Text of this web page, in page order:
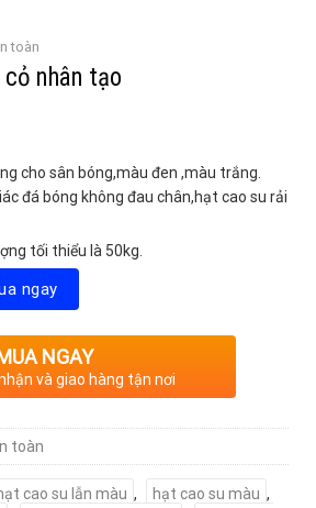
toàn
nhân tạo
cho sân bóng,màu đen ,màu trắng.
đá bóng không đau chân,hạt cao su rải
tối thiểu là 50kg.
ngay
NGAY
và giao hàng tận nơi
toàn
cao su lẫn màu , hạt cao su màu ,